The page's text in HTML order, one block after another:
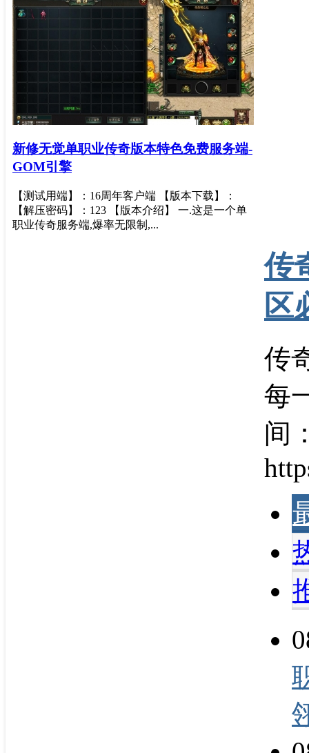
新修无觉单职业传奇版本特色免费服务端-
GOM引擎
【测试用端】：16周年客户端 【版本下载】：
【解压密码】：123 【版本介绍】 一.这是一个单
职业传奇服务端,爆率无限制,...
传
区
传
每
间